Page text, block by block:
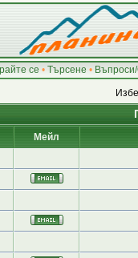
се • Търсене •
Мейл